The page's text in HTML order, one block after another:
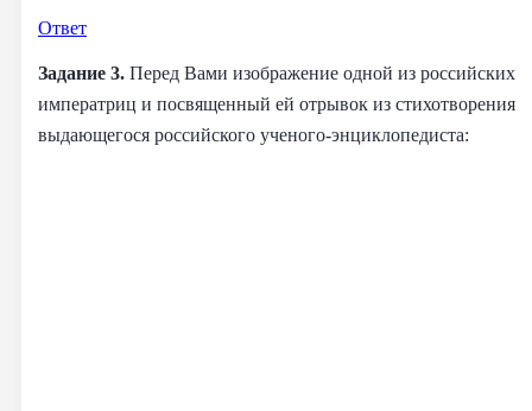
Ответ
Задание 3. Перед Вами изображение одной из российских
императриц и посвященный ей отрывок из стихотворения
выдающегося российского ученого-энциклопедиста: